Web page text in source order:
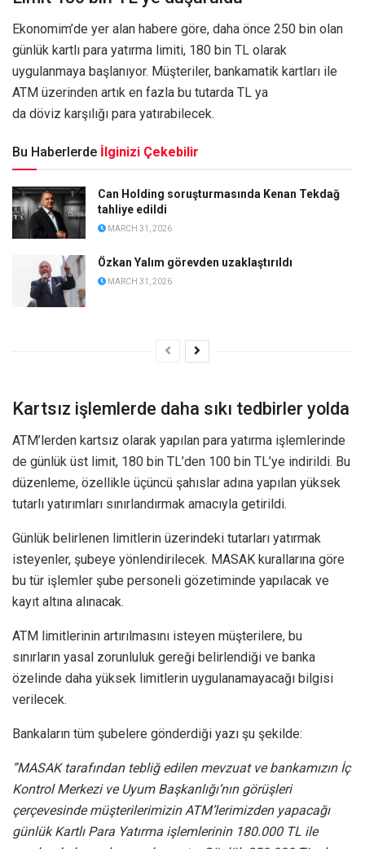
Ekonomim’de yer alan habere göre, daha önce 250 bin olan
günlük kartlı para yatırma limiti, 180 bin TL olarak
uygulanmaya başlanıyor. Müşteriler, bankamatik kartları ile
ATM üzerinden artık en fazla bu tutarda TL ya
da döviz karşılığı para yatırabilecek.
Bu Haberlerde İlginizi Çekebilir
Can Holding soruşturmasında Kenan Tekdağ
tahliye edildi
MARCH 31, 2026
Özkan Yalım görevden uzaklaştırıldı
MARCH 31, 2026
Kartsız işlemlerde daha sıkı tedbirler yolda
ATM’lerden kartsız olarak yapılan para yatırma işlemlerinde
de günlük üst limit, 180 bin TL’den 100 bin TL’ye indirildi. Bu
düzenleme, özellikle üçüncü şahıslar adına yapılan yüksek
tutarlı yatırımları sınırlandırmak amacıyla getirildi.
Günlük belirlenen limitlerin üzerindeki tutarları yatırmak
isteyenler, şubeye yönlendirilecek. MASAK kurallarına göre
bu tür işlemler şube personeli gözetiminde yapılacak ve
kayıt altına alınacak.
ATM limitlerinin artırılmasını isteyen müşterilere, bu
sınırların yasal zorunluluk gereği belirlendiği ve banka
özelinde daha yüksek limitlerin uygulanamayacağı bilgisi
verilecek.
Bankaların tüm şubelere gönderdiği yazı şu şekilde:
”MASAK tarafından tebliğ edilen mevzuat ve bankamızın İç
Kontrol Merkezi ve Uyum Başkanlığı’nın görüşleri
çerçevesinde müşterilerimizin ATM’lerimizden yapacağı
günlük Kartlı Para Yatırma işlemlerinin 180.000 TL ile